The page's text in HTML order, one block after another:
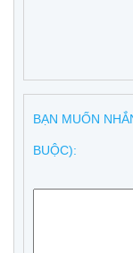
BẠN MUỐN
BUỘC):